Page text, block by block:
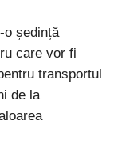
o ședință
care vor fi
transportul
de la